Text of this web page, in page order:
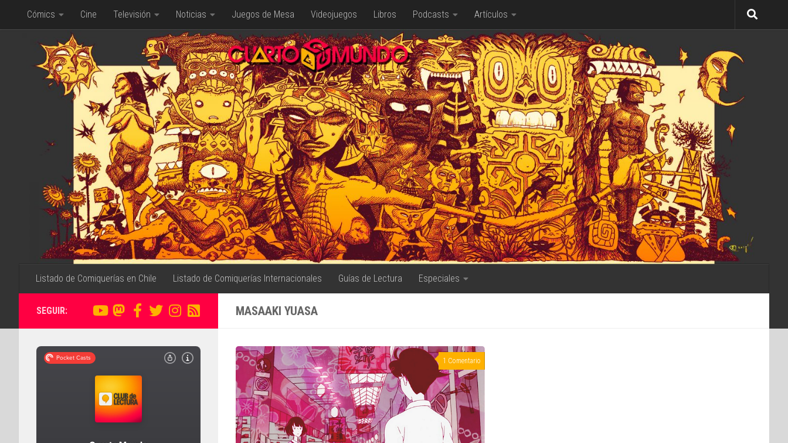
Saltar al contenido
Cómics Cine Televisión Noticias Juegos de Mesa Videojuegos Libros Podcasts Artículos
Listado de Comiquerías en Chile Listado de Comiquerías Internacionales Guías de Lectura Especiales
MASAAKI YUASA
1 Comentario
SEGUIR: